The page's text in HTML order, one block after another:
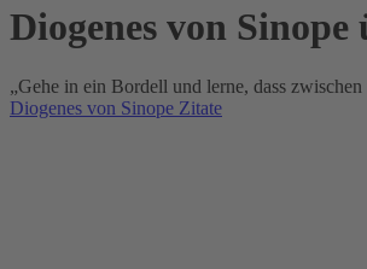
Diogenes von Sinope
„Gehe in ein Bordell und lerne, dass
Diogenes von Sinope Zitate